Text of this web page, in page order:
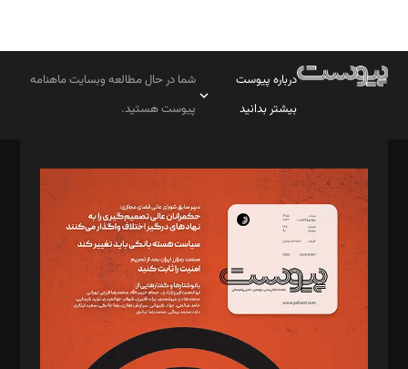
درباره پیوست
بیشتر بدانید
شما در حال مطالعه وبسایت ماهنامه
پیوست هستید.
مدیر مسئول: محمدباقر اثنی‌عشری
سردبیر: مهرک محمودی
دبیر تحریریه: میثم قاسمی
د‌بیر ناداستان: سمانه سمیع
د‌بیر خدمت و تجارت: ابوالفضل رجبی
د‌بیر حقوق فناوری: حسام‌الدین ایپکچی
د‌بیر پیوست جهان: مینا پاکدل
د‌بیر تحریریه آنلاین: بابک نقاش